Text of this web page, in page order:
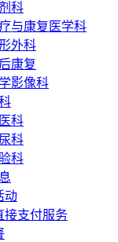
科
与康复医学科
外科
康复
影像科
科
科
科
动
接支付服务